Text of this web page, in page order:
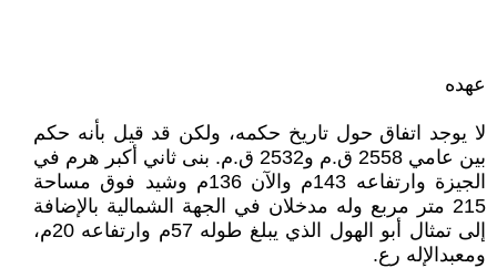
عهده
لا يوجد اتفاق حول تاريخ حكمه، ولكن قد قيل بأنه حكم
بين عامي 2558 ق.م و2532 ق.م. بنى ثاني أكبر هرم في
الجيزة وارتفاعه 143م والآن 136م وشيد فوق مساحة
215 متر مربع وله مدخلان في الجهة الشمالية بالإضافة
إلى تمثال أبو الهول الذي يبلغ طوله 57م وارتفاعه 20م،
ومعبدالإله رع.